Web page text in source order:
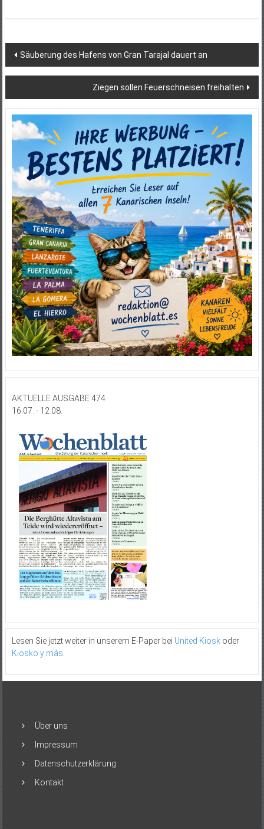
Beitragsnavigation
Säuberung des Hafens von Gran Tarajal dauert an
Ziegen sollen Feuerschneisen freihalten
AKTUELLE AUSGABE 474
16.07. - 12.08.
Lesen Sie jetzt weiter in unserem E-Paper bei United Kioskoder
Kiosko y más.
Über uns
Impressum
Datenschutzerklärung
Kontakt